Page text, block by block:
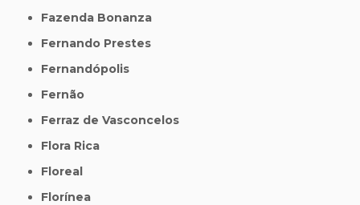
Fazenda Bonanza
Fernando Prestes
Fernandópolis
Fernão
Ferraz de Vasconcelos
Flora Rica
Floreal
Florínea